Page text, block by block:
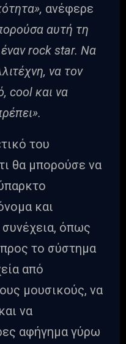
ανέφερε
αυτή τη
rock star. Να
να τον
cool και να
του
θα μπορούσε να
και
όπως
προς το σύστημα
από
μουσικούς, να
να
αφήγημα γύρω